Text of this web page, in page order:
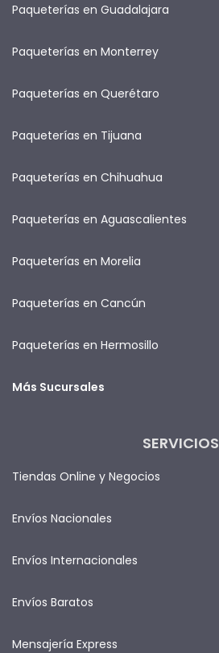
Paqueterías en Guadalajara
Paqueterías en Monterrey
Paqueterías en Querétaro
Paqueterías en Tijuana
Paqueterías en Chihuahua
Paqueterías en Aguascalientes
Paqueterías en Morelia
Paqueterías en Cancún
Paqueterías en Hermosillo
Más Sucursales
SERVICIOS
Tiendas Online y Negocios
Envíos Nacionales
Envíos Internacionales
Envíos Baratos
Mensajería Express